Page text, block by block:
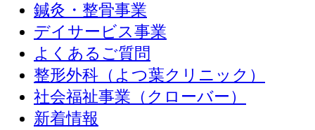
鍼灸・整骨事業
デイサービス事業
よくあるご質問
整形外科（よつ葉クリニック）
社会福祉事業（クローバー）
新着情報